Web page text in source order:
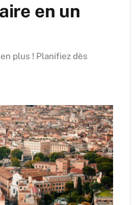
en un
plus ! Planifiez dès